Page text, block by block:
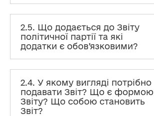
2.5. Що додається до Звіту
політичної партії та які
додатки є обов’язковими?
2.4. У якому вигляді потрібно
подавати Звіт? Що є формою
Звіту? Що собою становить
Звіт?